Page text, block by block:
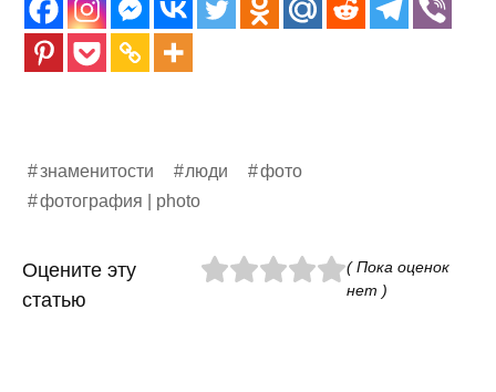
знаменитости люди
фото
фотография | photo
Оцените эту
статью
( Пока оценок
нет )